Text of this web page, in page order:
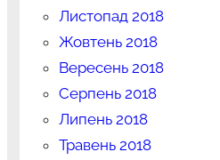
Листопад 2018
Жовтень 2018
Вересень 2018
Серпень 2018
Липень 2018
Травень 2018